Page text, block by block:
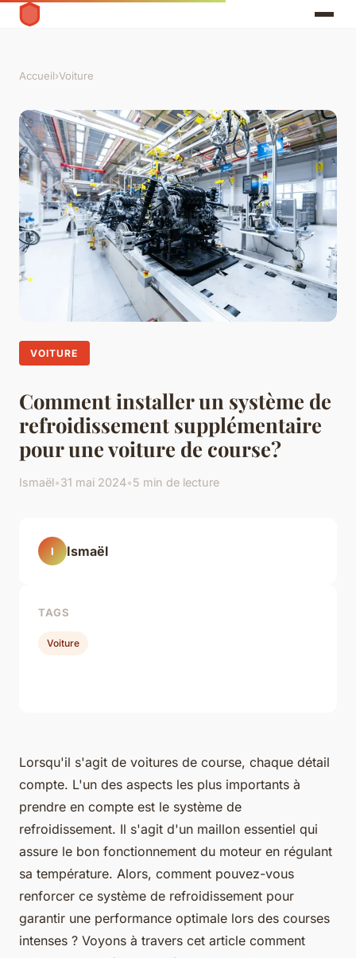
Accueil›Voiture
VOITURE
Comment installer un système de
refroidissement supplémentaire
pour une voiture de course?
Ismaël•31 mai 2024•5 min de lecture
Lorsqu'il s'agit de voitures de course, chaque détail
compte. L'un des aspects les plus importants à
prendre en compte est le système de
refroidissement. Il s'agit d'un maillon essentiel qui
assure le bon fonctionnement du moteur en régulant
sa température. Alors, comment pouvez-vous
renforcer ce système de refroidissement pour
garantir une performance optimale lors des courses
intenses ? Voyons à travers cet article comment
I Ismaël
TAGS
Voiture